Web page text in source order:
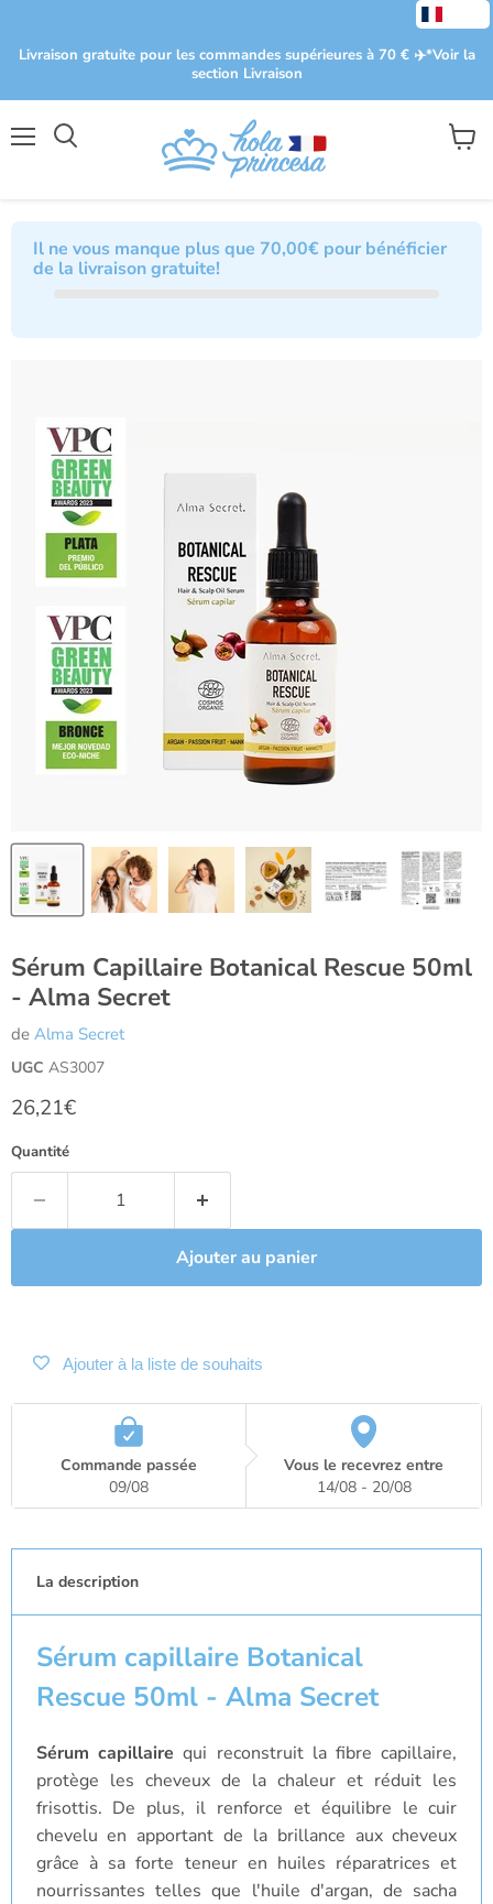
Livraison gratuite pour les commandes supérieures à 70 € ✈️​ *Voir la
section Livraison
Voir
Il ne vous manque plus que 70,00€ pour bénéficier
de la livraison gratuite!
Sérum Capillaire Botanical Rescue 50ml
- Alma Secret
de Alma Secret
UGC AS3007
Prix actuel
26,21€
Quantité
Ajouter au panier
Ajouter à la liste de souhaits
Commande passée
09/08
Vous le recevrez entre
14/08 - 20/08
La description
Sérum capillaire Botanical
Rescue 50ml - Alma Secret
Sérum capillaire qui reconstruit la fibre capillaire,
protège les cheveux de la chaleur et réduit les
frisottis. De plus, il renforce et équilibre le cuir
chevelu en apportant de la brillance aux cheveux
grâce à sa forte teneur en huiles réparatrices et
nourrissantes telles que l'huile d'argan, de sacha